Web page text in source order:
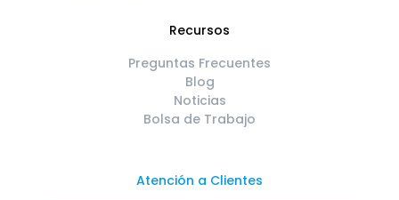
Recursos
Preguntas Frecuentes
Blog
Noticias
Bolsa de Trabajo
Atención a Clientes